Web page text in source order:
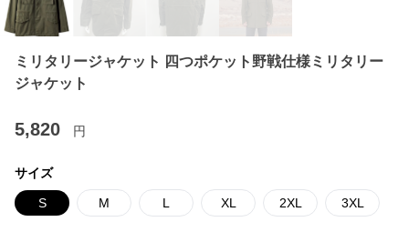
ミリタリージャケット 四つポケット野戦仕様ミリタリー
ジャケット
5,820 円
サイズ
S M L XL 2XL 3XL